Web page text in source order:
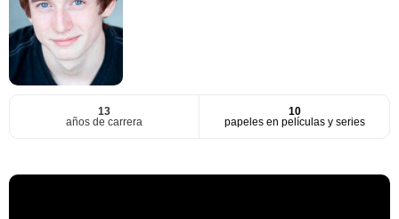
13
años de carrera
10
papeles en películas y series